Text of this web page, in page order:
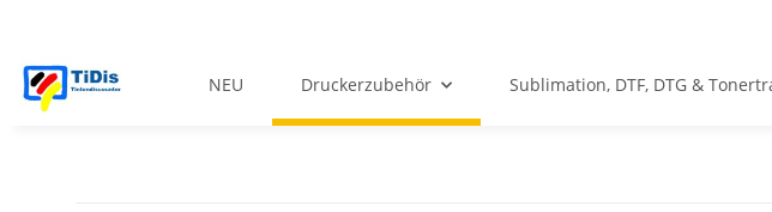
NEU Druckerzubehör Sublimation, DTF, DTG &